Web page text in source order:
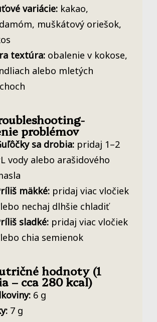
variácie: kakao,
muškátový oriešok,
textúra: obalenie v kokose,
alebo mletých
problémov
sa drobia: pridaj 1–2
vody alebo arašidového
mäkké: pridaj viac vločiek
nechaj dlhšie chladiť
sladké: pridaj viac vločiek
chia semienok
hodnoty (1
– cca 280 kcal)
6 g
7 g